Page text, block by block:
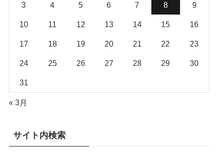
3 4 5 6 7 8 9
10 11 12 13 14 15 16
17 18 19 20 21 22 23
24 25 26 27 28 29 30
31
« 3月
サイト内検索